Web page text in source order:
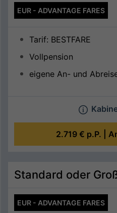
EUR - ADVANTAGE FARES
Tarif: BESTFARE
Vollpension
eigene An- und
2.719 € p.P. |
Standard oder
EUR - ADVANTAGE FARES